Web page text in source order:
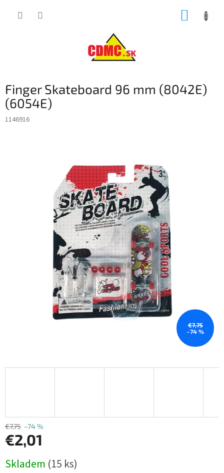
Finger Skateboard 96 mm (8042E)
(6054E)
1146916
€7,75
–74 %
€7,75 –74 %
€2,01
cena:
Skladem (15 ks)